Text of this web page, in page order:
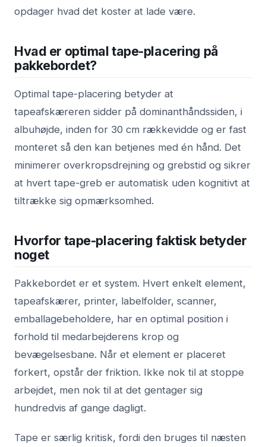
opdager hvad det koster at lade være.
Hvad er optimal tape-placering på
pakkebordet?
Optimal tape-placering betyder at
tapeafskæreren sidder på dominanthåndssiden, i
albuhøjde, inden for 30 cm rækkevidde og er fast
monteret så den kan betjenes med én hånd. Det
minimerer overkropsdrejning og grebstid og sikrer
at hvert tape-greb er automatisk uden kognitivt at
tiltrække sig opmærksomhed.
Hvorfor tape-placering faktisk betyder
noget
Pakkebordet er et system. Hvert enkelt element,
tapeafskærer, printer, labelfolder, scanner,
emballagebeholdere, har en optimal position i
forhold til medarbejderens krop og
bevægelsesbane. Når et element er placeret
forkert, opstår der friktion. Ikke nok til at stoppe
arbejdet, men nok til at det gentager sig
hundredvis af gange dagligt.
Tape er særlig kritisk, fordi den bruges til næsten